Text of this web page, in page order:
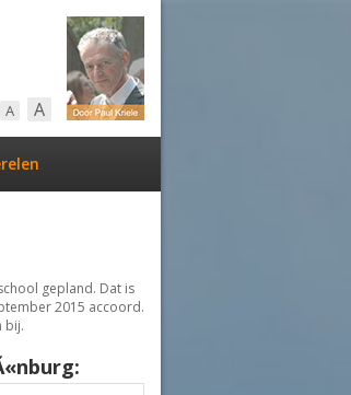
A A
gepland. Dat is
2015 accoord.
bij.